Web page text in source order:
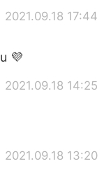
2021.09.18 17:44
💜
2021.09.18 14:25
2021.09.18 13:20